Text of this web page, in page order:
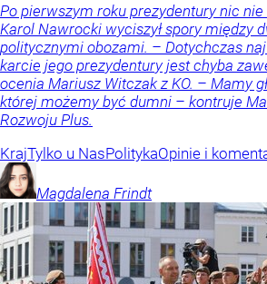
Po pierwszym roku prezydentury nic
Karol Nawrocki wyciszył spory między
politycznymi obozami. – Dotychczas
karcie jego prezydentury jest chyba
ocenia Mariusz Witczak z KO. – Mamy
której możemy być dumni – kontruje
Rozwoju Plus.
KrajTylko u NasPolitykaOpinie i
Magdalena Frindt